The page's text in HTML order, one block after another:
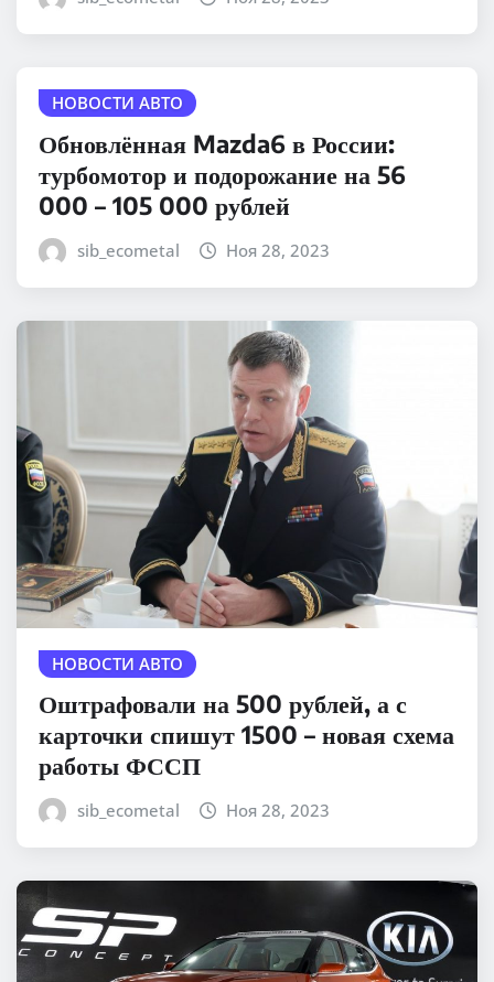
НОВОСТИ АВТО
Обновлённая Mazda6 в России:
турбомотор и подорожание на 56
000 – 105 000 рублей
sib_ecometal Ноя 28, 2023
НОВОСТИ АВТО
Оштрафовали на 500 рублей, а с
карточки спишут 1500 – новая схема
работы ФССП
sib_ecometal Ноя 28, 2023